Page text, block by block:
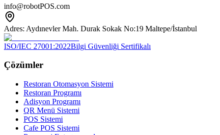
info@robotPOS.com
Adres: Aydınevler Mah. Durak Sokak No:19 Maltepe/İstanbul
ISO/IEC 27001:2022Bilgi Güvenliği Sertifikalı
Çözümler
Restoran Otomasyon Sistemi
Restoran Programı
Adisyon Programı
QR Menü Sistemi
POS Sistemi
Cafe POS Sistemi